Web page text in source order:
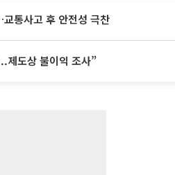
통사고 후 안전성 극찬
제도상 불이익 조사”